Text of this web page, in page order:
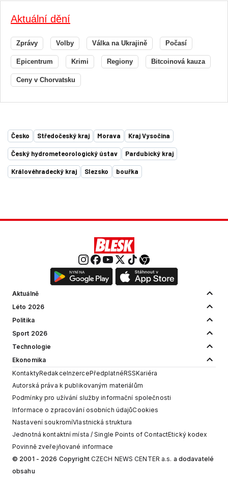
Aktuální dění
Zprávy Volby Válka na Ukrajině Počasí
Epicentrum Krimi Regiony Bitcoinová kauza
Ceny v Chorvatsku
Česko Středočeský kraj Morava Kraj Vysočina
Český hydrometeorologický ústav Pardubický kraj
Královéhradecký kraj Slezsko bouřka
Aktuálně
Léto 2026
Politika
Sport 2026
Technologie
Ekonomika
KontaktyRedakceInzercePředplatnéRSSKariéra
Autorská práva k publikovaným materiálům
Podmínky pro užívání služby informační společnosti
Informace o zpracování osobních údajůCookies
Nastavení soukromíVlastnická struktura
Jednotná kontaktní místa / Single Points of ContactEtický kodex
Povinně zveřejňované informace
© 2001 - 2026 Copyright CZECH NEWS CENTER a.s. a dodavatelé
obsahu